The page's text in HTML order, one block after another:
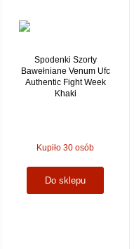
Spodenki Szorty
Bawełniane Venum Ufc
Authentic Fight Week
Khaki
Kupiło 30 osób
Do sklepu